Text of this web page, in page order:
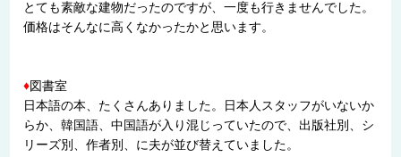
とても素敵な建物だったのですが、一度も行きませんでした。
価格はそんなに高くなかったかと思います。
♦図書室
日本語の本、たくさんありました。日本人スタッフがいないか
らか、韓国語、中国語が入り混じっていたので、出版社別、シ
リーズ別、作者別、に夫が並び替えていました。